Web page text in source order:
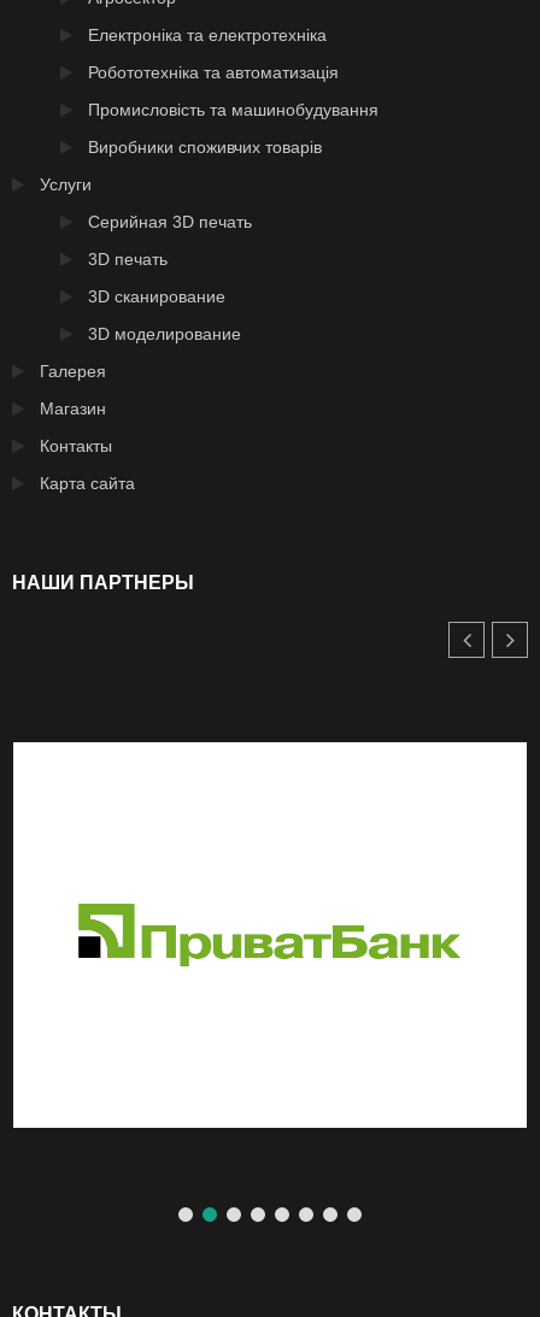
Електроніка та електротехніка
Робототехніка та автоматизація
Промисловість та машинобудування
Виробники споживчих товарів
Услуги
Серийная 3D печать
3D печать
3D сканирование
3D моделирование
Галерея
Магазин
Контакты
Карта сайта
НАШИ ПАРТНЕРЫ